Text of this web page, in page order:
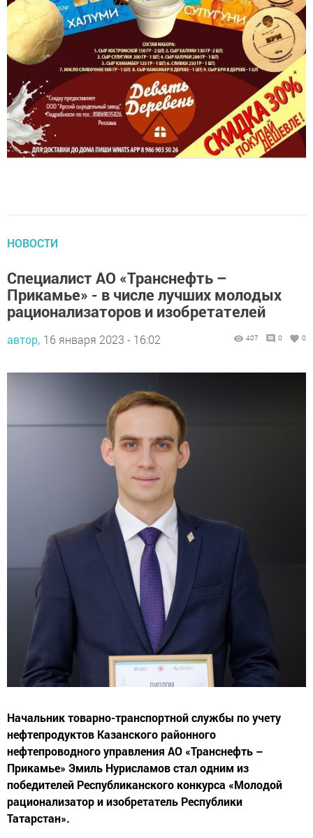
Прикамье» - в числе лучших молодых
рационализаторов и изобретателей
автор, 16 января 2023 - 16:02
нефтепродуктов Казанского районного
нефтепроводного управления АО «Транснефть –
Прикамье» Эмиль Нурисламов стал одним из
победителей Республиканского конкурса «Молодой
рационализатор и изобретатель Республики
Татарстан».